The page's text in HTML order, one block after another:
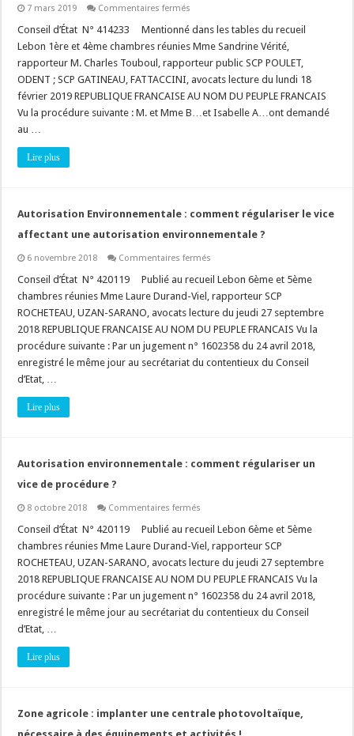
7 mars 2019 Commentaires fermés
d’Urbanisme
son
illégalité
engage
la
de
la
Conseil d’État N° 414233 Mentionné dans les tables du recueil
Lebon 1ère et 4ème chambres réunies Mme Sandrine Vérité,
rapporteur M. Charles Touboul, rapporteur public SCP POULET,
ODENT ; SCP GATINEAU, FATTACCINI, avocats lecture du lundi 18
février 2019 REPUBLIQUE FRANCAISE AU NOM DU PEUPLE FRANCAIS
Vu la procédure suivante : M. et Mme B…et Isabelle A…ont demandé
au …
Lire plus
Autorisation Environnementale : comment régulariser le vice
affectant une autorisation environnementale ?
6 novembre 2018 Commentaires fermés
Environnementale
comment
régulariser
le
vice
une
autorisation
Conseil d’État N° 420119 Publié au recueil Lebon 6ème et 5ème
chambres réunies Mme Laure Durand-Viel, rapporteur SCP
ROCHETEAU, UZAN-SARANO, avocats lecture du jeudi 27 septembre
2018 REPUBLIQUE FRANCAISE AU NOM DU PEUPLE FRANCAIS Vu la
procédure suivante : Par un jugement n° 1602358 du 24 avril 2018,
enregistré le même jour au secrétariat du contentieux du Conseil
d’Etat, …
Lire plus
Autorisation environnementale : comment régulariser un
vice de procédure ?
8 octobre 2018 Commentaires fermés
environnementale
comment
régulariser
un
vice
procédure
?
Conseil d’État N° 420119 Publié au recueil Lebon 6ème et 5ème
chambres réunies Mme Laure Durand-Viel, rapporteur SCP
ROCHETEAU, UZAN-SARANO, avocats lecture du jeudi 27 septembre
2018 REPUBLIQUE FRANCAISE AU NOM DU PEUPLE FRANCAIS Vu la
procédure suivante : Par un jugement n° 1602358 du 24 avril 2018,
enregistré le même jour au secrétariat du contentieux du Conseil
d’Etat, …
Lire plus
Zone agricole : implanter une centrale photovoltaïque,